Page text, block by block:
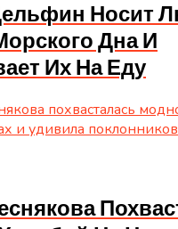
Носит
Дна И
Их На Еду